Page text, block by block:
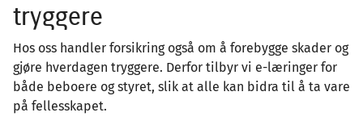
tryggere
Hos oss handler forsikring også om å forebygge skader og
gjøre hverdagen tryggere. Derfor tilbyr vi e-læringer for
både beboere og styret, slik at alle kan bidra til å ta vare
på fellesskapet.